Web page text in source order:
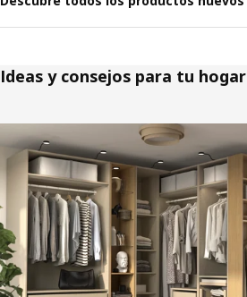
Ideas y consejos para tu hogar
Saltar listado